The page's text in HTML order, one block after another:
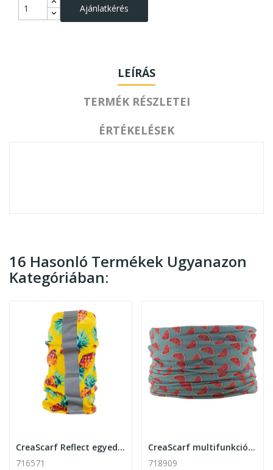
Ajánlatkérés
LEÍRÁS
TERMÉK RÉSZLETEI
ÉRTÉKELÉSEK
16 Hasonló Termékek Ugyanazon
Kategóriában:
CreaScarf Reflect egyediesíthető fényvisszaverő...
716571
CreaScarf multifunkciós körsál
718909